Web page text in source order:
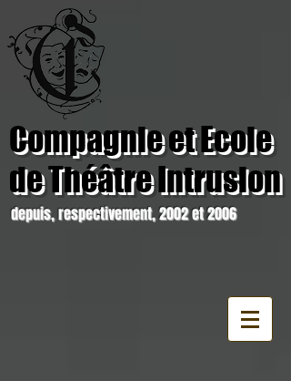
Compagnie et Ecole
de Théâtre Intrusion
depuis, respectivement, 2002 et 2006